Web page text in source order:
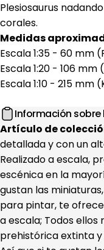
Plesiosaurus
corales.
Medidas
Escala 1:35 - 60 mm
Escala 1:20 - 106
Escala 1:10 - 215 mm
Información sobre
Artículo de
detallada y con un
Realizado a escala,
escénica en la
gustan las
para pintar, te
a escala; Todos ellos
prehistórica extinta